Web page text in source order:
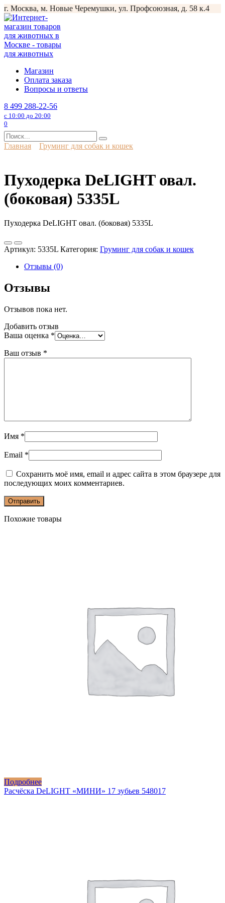
Перейти
к
содержанию
г. Москва, м. Новые Черемушки, ул. Профсоюзная, д. 58 к.4
Магазин
Оплата заказа
Вопросы и ответы
8 499 288-22-56
с 10:00 до 20:00
0
Search
for:
Главная Груминг для собак и кошек
Пуходерка DeLIGHT овал.
(боковая) 5335L
Пуходерка DeLIGHT овал. (боковая) 5335L
Артикул: 5335L Категория: Груминг для собак и кошек
Отзывы (0)
Отзывы
Отзывов пока нет.
Добавить отзыв
Ваша оценка *
Ваш отзыв *
Имя *
Email *
Сохранить моё имя, email и адрес сайта в этом браузере для
последующих моих комментариев.
Похожие товары
Подробнее
Расчёска DeLIGHT «МИНИ» 17 зубьев 548017